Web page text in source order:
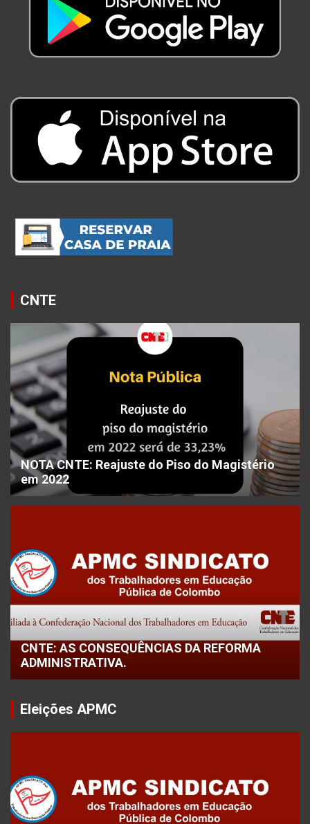
CNTE
NOTA CNTE: Reajuste do Piso do Magistério
em 2022
CNTE: AS CONSEQUÊNCIAS DA REFORMA
ADMINISTRATIVA.
Eleições APMC